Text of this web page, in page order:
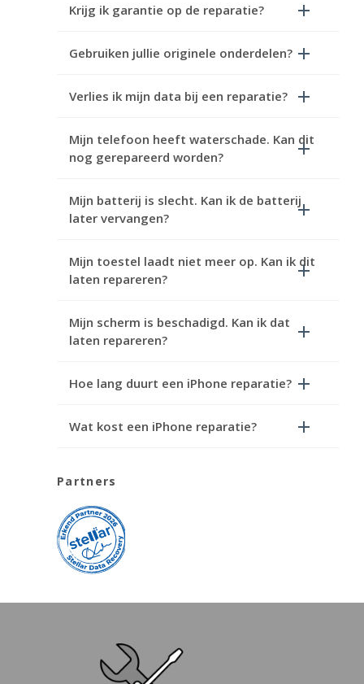
Krijg ik garantie op de reparatie?
Gebruiken jullie originele onderdelen?
Verlies ik mijn data bij een reparatie?
Mijn telefoon heeft waterschade. Kan dit
nog gerepareerd worden?
Mijn batterij is slecht. Kan ik de batterij
later vervangen?
Mijn toestel laadt niet meer op. Kan ik dit
laten repareren?
Mijn scherm is beschadigd. Kan ik dat
laten repareren?
Hoe lang duurt een iPhone reparatie?
Wat kost een iPhone reparatie?
Partners